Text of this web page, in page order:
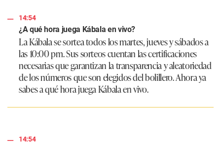
14:54
¿A qué hora juega Kábala en vivo?
La Kábala se sortea todos los martes, jueves y sábados a
las 10:00 pm. Sus sorteos cuentan las certificaciones
necesarias que garantizan la transparencia y aleatoriedad
de los números que son elegidos del bolillero. Ahora ya
sabes a qué hora juega Kábala en vivo.
14:54